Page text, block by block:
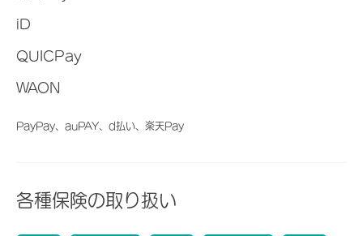
iD
QUICPay
WAON
PayPay、auPAY、d払い、楽天Pay
各種保険の取り扱い